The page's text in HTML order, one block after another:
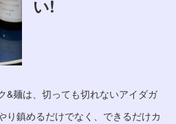
い!
&麺は、切っても切れないアイダガ
り鎮めるだけでなく、できるだけカ